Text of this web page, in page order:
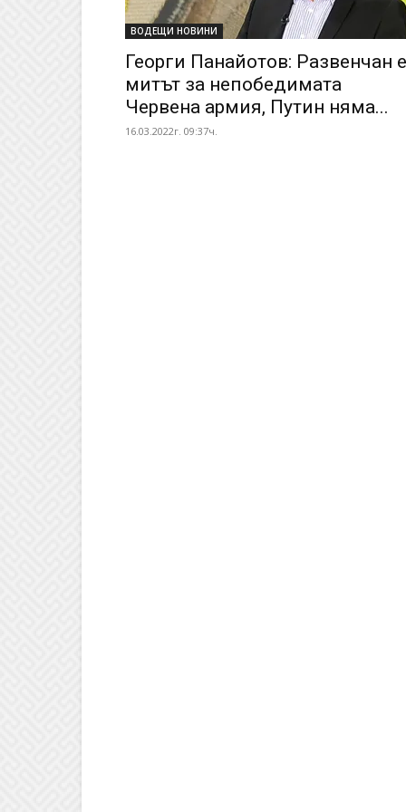
ВОДЕЩИ НОВИНИ
Георги Панайотов: Развенчан е
митът за непобедимата
Червена армия, Путин няма...
16.03.2022г. 09:37ч.